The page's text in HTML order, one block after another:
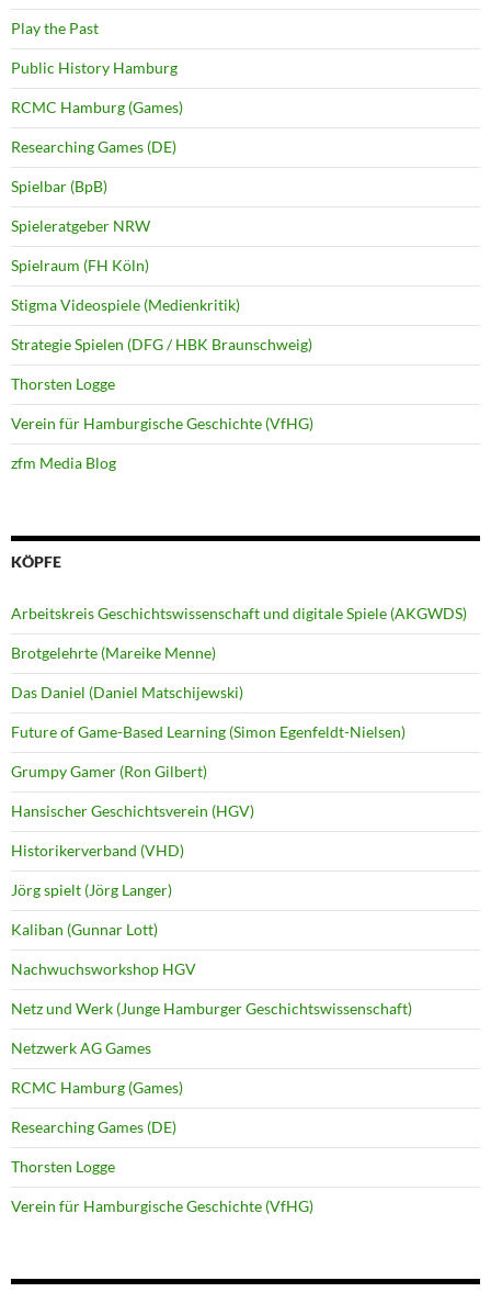
Play the Past
Public History Hamburg
RCMC Hamburg (Games)
Researching Games (DE)
Spielbar (BpB)
Spieleratgeber NRW
Spielraum (FH Köln)
Stigma Videospiele (Medienkritik)
Strategie Spielen (DFG / HBK Braunschweig)
Thorsten Logge
Verein für Hamburgische Geschichte (VfHG)
zfm Media Blog
KÖPFE
Arbeitskreis Geschichtswissenschaft und digitale Spiele (AKGWDS)
Brotgelehrte (Mareike Menne)
Das Daniel (Daniel Matschijewski)
Future of Game-Based Learning (Simon Egenfeldt-Nielsen)
Grumpy Gamer (Ron Gilbert)
Hansischer Geschichtsverein (HGV)
Historikerverband (VHD)
Jörg spielt (Jörg Langer)
Kaliban (Gunnar Lott)
Nachwuchsworkshop HGV
Netz und Werk (Junge Hamburger Geschichtswissenschaft)
Netzwerk AG Games
RCMC Hamburg (Games)
Researching Games (DE)
Thorsten Logge
Verein für Hamburgische Geschichte (VfHG)